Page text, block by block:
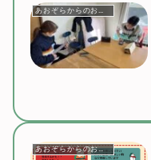
あおぞらからのお知らせ